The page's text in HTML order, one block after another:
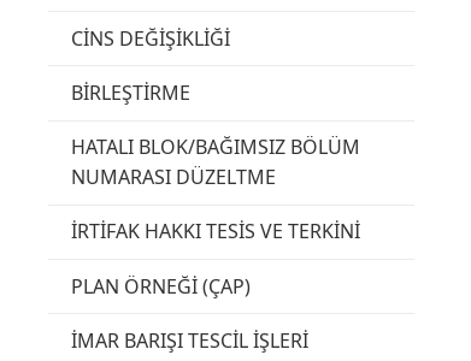
CİNS DEĞİŞİKLİĞİ
BİRLEŞTİRME
HATALI BLOK/BAĞIMSIZ BÖLÜM
NUMARASI DÜZELTME
İRTİFAK HAKKI TESİS VE TERKİNİ
PLAN ÖRNEĞİ (ÇAP)
İMAR BARIŞI TESCİL İŞLERİ